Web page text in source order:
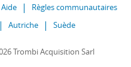
Aide
Règles communautaires
Autriche Suède
Trombi Acquisition Sarl